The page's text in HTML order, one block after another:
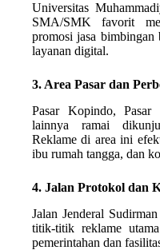
Universitas
SMA/SMK favorit
promosi jasa bimbingan
layanan digital.
3. Area Pasar dan
Pasar Kopindo, Pasar
lainnya ramai
Reklame di area ini
ibu rumah tangga, dan
4. Jalan Protokol dan
Jalan Jenderal
titik-titik reklame
pemerintahan dan